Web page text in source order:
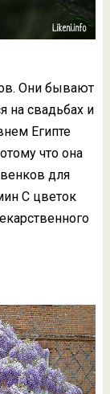
Они бывают
на свадьбах и
Египте
что она
для
С цветок